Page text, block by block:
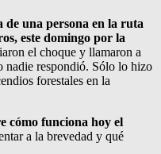
de una persona en la ruta
este domingo por la
el choque y llamaron a
nadie respondió. Sólo lo hizo
forestales en la
cómo funciona hoy el
a la brevedad y qué